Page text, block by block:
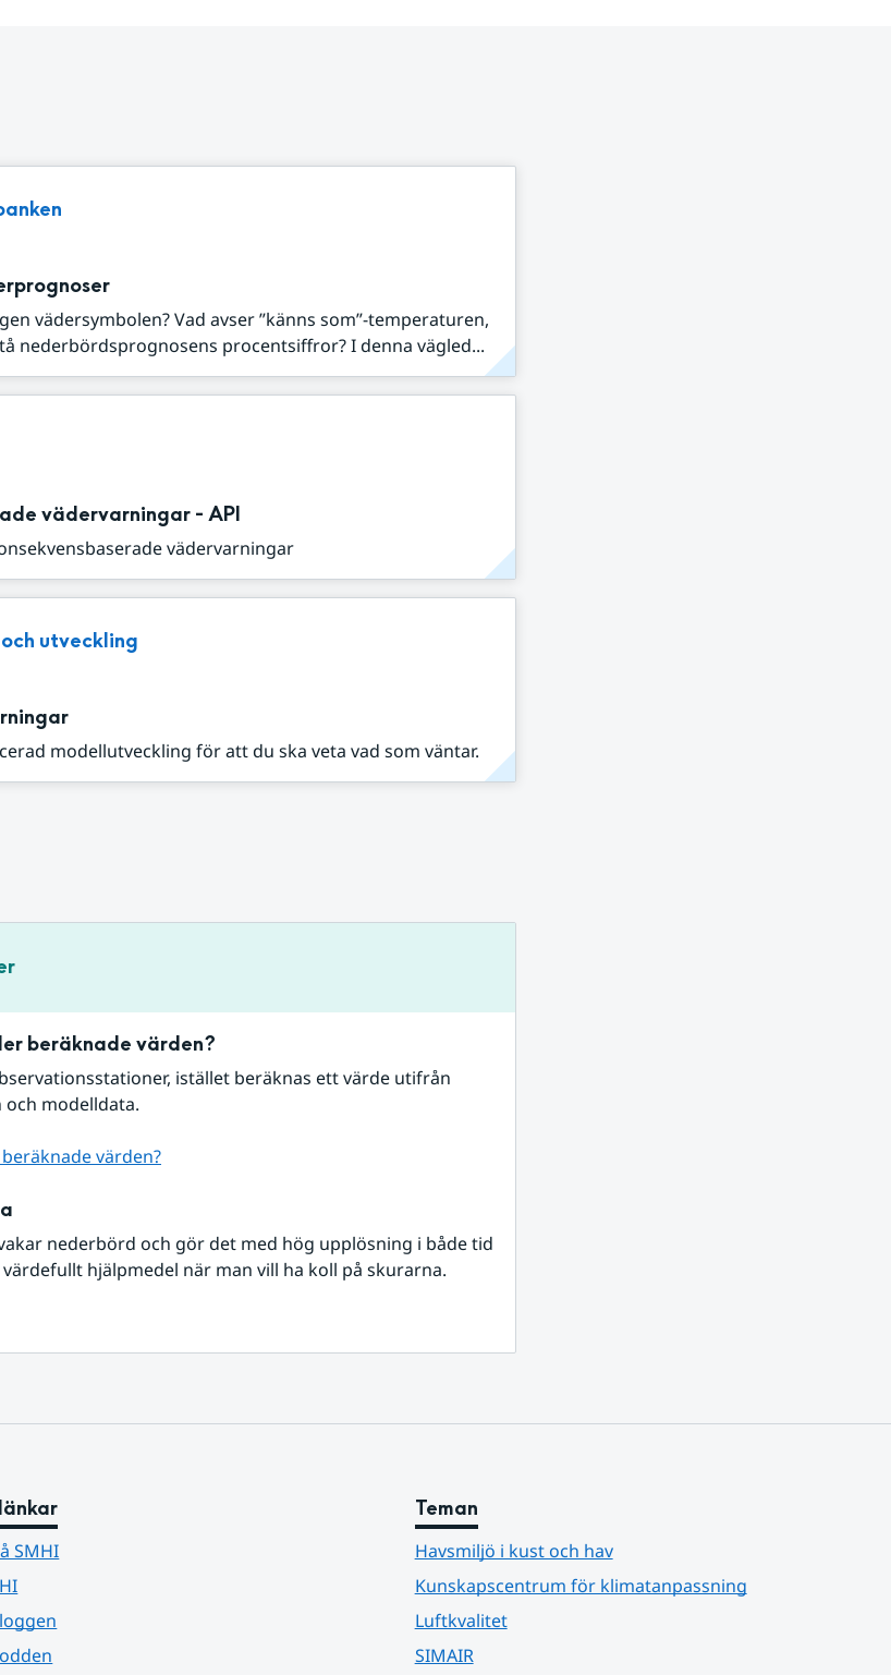
vädersymbolen? Vad avser ”känns som”-temperaturen,
nederbördsprognosens procentsiffror? I denna vägled...
vädervarningar - API
vädervarningar
utveckling
modellutveckling för att du ska veta vad som väntar.
beräknade värden?
istället beräknas ett värde utifrån
modelldata.
värden?
nederbörd och gör det med hög upplösning i både tid
hjälpmedel när man vill ha koll på skurarna.
SMHI
Teman
Havsmiljö i kust och hav
Kunskapscentrum för klimatanpassning
Luftkvalitet
SIMAIR